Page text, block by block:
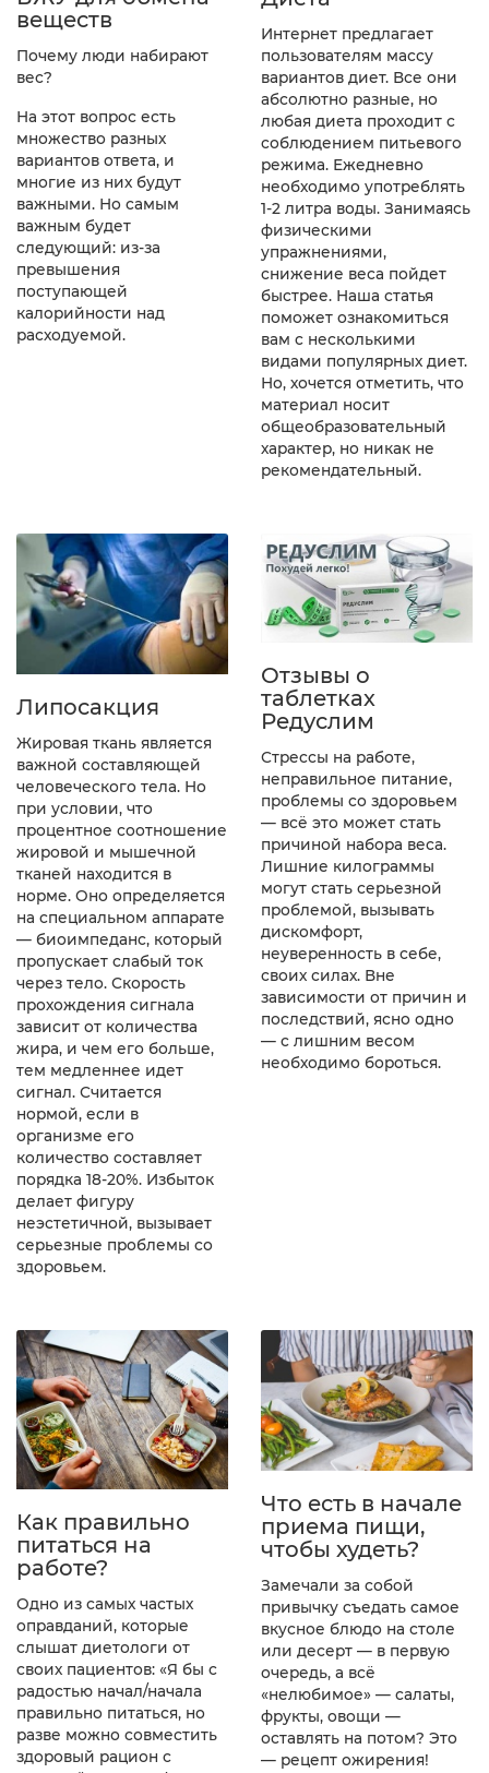
веществ
Почему люди набирают
вес?
На этот вопрос есть
множество разных
вариантов ответа, и
многие из них будут
важными. Но самым
важным будет
следующий: из-за
превышения
поступающей
калорийности над
расходуемой.
Интернет предлагает
пользователям массу
вариантов диет. Все они
абсолютно разные, но
любая диета проходит с
соблюдением питьевого
режима. Ежедневно
необходимо употреблять
1-2 литра воды. Занимаясь
физическими
упражнениями,
снижение веса пойдет
быстрее. Наша статья
поможет ознакомиться
вам с несколькими
видами популярных диет.
Но, хочется отметить, что
материал носит
общеобразовательный
характер, но никак не
рекомендательный.
Липосакция
Жировая ткань является
важной составляющей
человеческого тела. Но
при условии, что
процентное соотношение
жировой и мышечной
тканей находится в
норме. Оно определяется
на специальном аппарате
— биоимпеданс, который
пропускает слабый ток
через тело. Скорость
прохождения сигнала
зависит от количества
жира, и чем его больше,
тем медленнее идет
сигнал. Считается
нормой, если в
организме его
количество составляет
порядка 18-20%. Избыток
делает фигуру
неэстетичной, вызывает
серьезные проблемы со
здоровьем.
Отзывы о
таблетках
Редуслим
Стрессы на работе,
неправильное питание,
проблемы со здоровьем
— всё это может стать
причиной набора веса.
Лишние килограммы
могут стать серьезной
проблемой, вызывать
дискомфорт,
неуверенность в себе,
своих силах. Вне
зависимости от причин и
последствий, ясно одно
— с лишним весом
необходимо бороться.
Как правильно
питаться на
работе?
Одно из самых частых
оправданий, которые
слышат диетологи от
своих пациентов: «Я бы с
радостью начал/начала
правильно питаться, но
разве можно совместить
здоровый рацион с
Что есть в начале
приема пищи,
чтобы худеть?
Замечали за собой
привычку съедать самое
вкусное блюдо на столе
или десерт — в первую
очередь, а всё
«нелюбимое» — салаты,
фрукты, овощи —
оставлять на потом? Это
— рецепт ожирения!